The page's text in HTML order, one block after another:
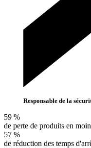
Responsable de la
59 %
de perte de produits en
57 %
de réduction des temps